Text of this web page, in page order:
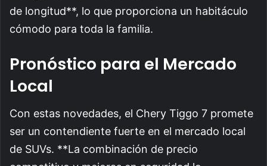
de longitud**, lo que proporciona un habitáculo
cómodo para toda la familia.
Pronóstico para el Mercado
Local
Con estas novedades, el Chery Tiggo 7 promete
ser un contendiente fuerte en el mercado local
de SUVs. **La combinación de precio